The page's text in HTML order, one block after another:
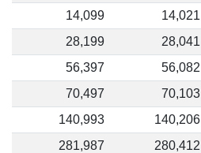
14,021
14,099
28,041
28,199
56,082
56,397
70,103
70,497
140,206
140,993
280,412
281,987